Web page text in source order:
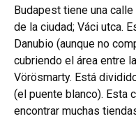
Budapest tiene una
de la ciudad; Váci utca.
Danubio (aunque no
cubriendo el área entre
Vörösmarty. Está
(el puente blanco). Esta
encontrar muchas